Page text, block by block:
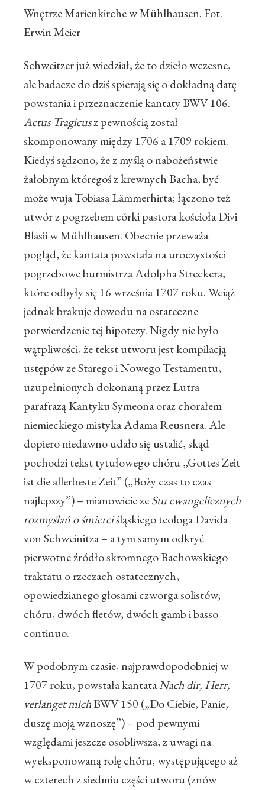
Wnętrze Marienkirche w Mühlhausen. Fot.
Erwin Meier
Schweitzer już wiedział, że to dzieło wczesne,
ale badacze do dziś spierają się o dokładną datę
powstania i przeznaczenie kantaty BWV 106.
Actus Tragicusz pewnością został
skomponowany między 1706 a 1709 rokiem.
Kiedyś sądzono, że z myślą o nabożeństwie
żałobnym któregoś z krewnych Bacha, być
może wuja Tobiasa Lämmerhirta; łączono też
utwór z pogrzebem córki pastora kościoła Divi
Blasii w Mühlhausen. Obecnie przeważa
pogląd, że kantata powstała na uroczystości
pogrzebowe burmistrza Adolpha Streckera,
które odbyły się 16 września 1707 roku. Wciąż
jednak brakuje dowodu na ostateczne
potwierdzenie tej hipotezy. Nigdy nie było
wątpliwości, że tekst utworu jest kompilacją
ustępów ze Starego i Nowego Testamentu,
uzupełnionych dokonaną przez Lutra
parafrazą Kantyku Symeona oraz chorałem
niemieckiego mistyka Adama Reusnera. Ale
dopiero niedawno udało się ustalić, skąd
pochodzi tekst tytułowego chóru „Gottes Zeit
ist die allerbeste Zeit” („Boży czas to czas
najlepszy”) – mianowicie zeStu ewangelicznych
rozmyślań o śmierciśląskiego teologa Davida
von Schweinitza – a tym samym odkryć
pierwotne źródło skromnego Bachowskiego
traktatu o rzeczach ostatecznych,
opowiedzianego głosami czworga solistów,
chóru, dwóch fletów, dwóch gamb i basso
continuo.
W podobnym czasie, najprawdopodobniej w
1707 roku, powstała kantataNach dir, Herr,
verlanget michBWV 150 („Do Ciebie, Panie,
duszę moją wznoszę”) – pod pewnymi
względami jeszcze osobliwsza, z uwagi na
wyeksponowaną rolę chóru, występującego aż
w czterech z siedmiu części utworu (znów